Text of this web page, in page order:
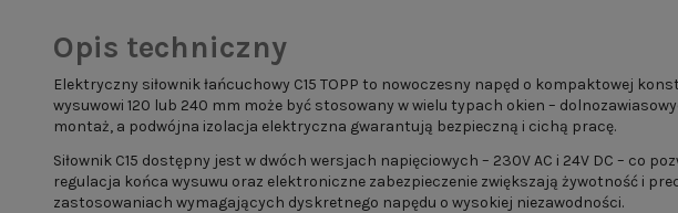
Opis techniczny
Elektryczny siłownik łańcuchowy C15 TOPP to nowoczesny napęd o kompaktowej
wysuwowi 120 lub 240 mm może być stosowany w wielu typach okien –
montaż, a podwójna izolacja elektryczna gwarantują bezpieczną i cichą pracę.
Siłownik C15 dostępny jest w dwóch wersjach napięciowych – 230V AC i 24V DC –
regulacja końca wysuwu oraz elektroniczne zabezpieczenie zwiększają żywotność i
zastosowaniach wymagających dyskretnego napędu o wysokiej niezawodności.